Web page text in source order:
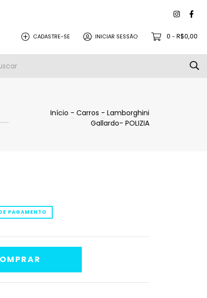
CADASTRE-SE INICIAR SESSÃO 0 - R$0,00
Início - Carros - Lamborghini
Gallardo- POLIZIA
PAGAMENTO